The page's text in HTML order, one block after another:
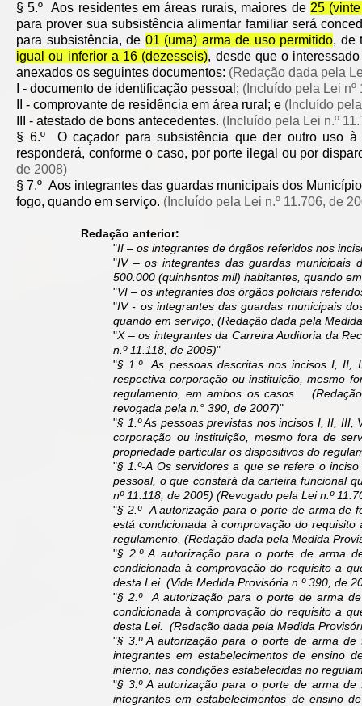
§ 5.º Aos residentes em áreas rurais, maiores de 25
para prover sua subsistência alimentar familiar será
para subsistência, de 01 (uma) arma de uso permitido, de
igual ou inferior a 16 (dezesseis), desde que o
anexados os seguintes documentos: (Redação dada pela
I - documento de identificação pessoal; (Incluído pela Lei nº
II - comprovante de residência em área rural; e (Incluído
III - atestado de bons antecedentes. (Incluído pela Lei n.º
§ 6.º O caçador para subsistência que der outro uso à
responderá, conforme o caso, por porte ilegal ou por
de 2008)
§ 7.º Aos integrantes das guardas municipais dos
fogo, quando em serviço. (Incluído pela Lei n.º 11.706, de
Redação anterior:
"II – os integrantes de órgãos referidos nos
"IV – os integrantes das guardas municipais
500.000 (quinhentos mil) habitantes, quando
"VI – os integrantes dos órgãos policiais
"IV - os integrantes das guardas municipais
quando em serviço; (Redação dada pela
"X – os integrantes da Carreira Auditoria da
n.º 11.118, de 2005)"
"§ 1.º As pessoas descritas nos incisos I, II,
respectiva corporação ou instituição, mesmo
regulamento, em ambos os casos.
revogada pela n.° 390, de 2007)"
"§ 1.º As pessoas previstas nos incisos I, II,
corporação ou instituição, mesmo fora de
propriedade particular os dispositivos do
"§ 1.º-A Os servidores a que se refere o
pessoal, o que constará da carteira funcional
nº 11.118, de 2005) (Revogado pela Lei n.º
"§ 2.º A autorização para o porte de arma de
está condicionada à comprovação do
regulamento. (Redação dada pela Medida
"§ 2.º A autorização para o porte de arma
condicionada à comprovação do requisito a
desta Lei. (Vide Medida Provisória n.º 390, de
"§ 2.º A autorização para o porte de arma
condicionada à comprovação do requisito a
desta Lei. (Redação dada pela Medida
"§ 3.º A autorização para o porte de arma
integrantes em estabelecimentos de ensino
interno, nas condições estabelecidas no
"§ 3.º A autorização para o porte de arma
integrantes em estabelecimentos de ensino